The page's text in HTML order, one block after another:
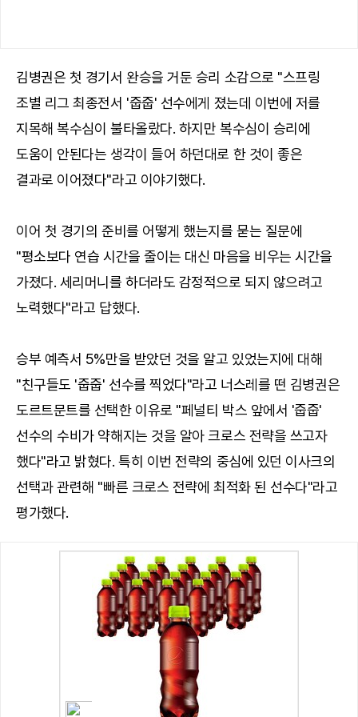
김병권은 첫 경기서 완승을 거둔 승리 소감으로 "스프링
조별 리그 최종전서 '줍줍' 선수에게 졌는데 이번에 저를
지목해 복수심이 불타올랐다. 하지만 복수심이 승리에
도움이 안된다는 생각이 들어 하던대로 한 것이 좋은
결과로 이어졌다"라고 이야기했다.
이어 첫 경기의 준비를 어떻게 했는지를 묻는 질문에
"평소보다 연습 시간을 줄이는 대신 마음을 비우는 시간을
가졌다. 세리머니를 하더라도 감정적으로 되지 않으려고
노력했다"라고 답했다.
승부 예측서 5%만을 받았던 것을 알고 있었는지에 대해
"친구들도 '줍줍' 선수를 찍었다"라고 너스레를 떤 김병권은
도르트문트를 선택한 이유로 "페널티 박스 앞에서 '줍줍'
선수의 수비가 약해지는 것을 알아 크로스 전략을 쓰고자
했다"라고 밝혔다. 특히 이번 전략의 중심에 있던 이사크의
선택과 관련해 "빠른 크로스 전략에 최적화 된 선수다"라고
평가했다.